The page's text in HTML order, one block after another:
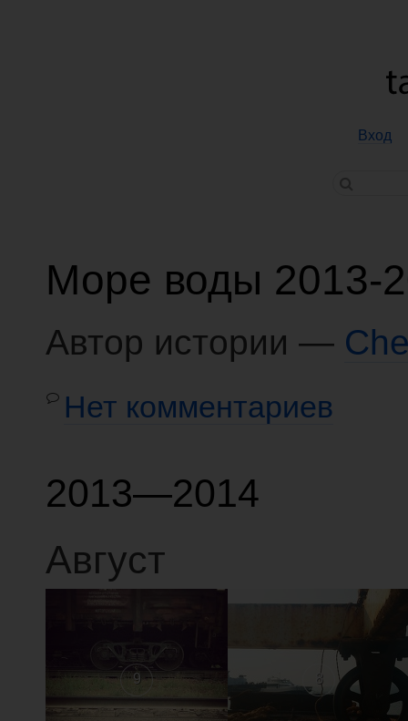
Вход
Море воды 2013-
Автор истории —
Нет комментариев
2013—2014
Август
9 8